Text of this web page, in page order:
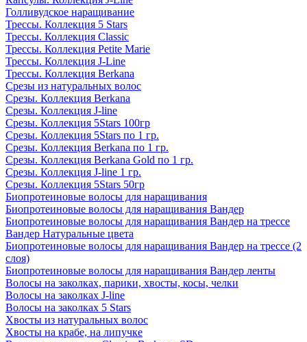
Голливудское наращивание
Трессы. Коллекция 5 Stars
Трессы. Коллекция Classic
Трессы. Коллекция Petite Marie
Трессы. Коллекция J-Line
Трессы. Коллекция Berkana
Срезы из натуральных волос
Срезы. Коллекция Berkana
Срезы. Коллекция J-line
Срезы. Коллекция 5Stars 100гр
Срезы. Коллекция 5Stars по 1 гр.
Срезы. Коллекция Berkana по 1 гр.
Срезы. Коллекция Berkana Gold по 1 гр.
Срезы. Коллекция J-line 1 гр.
Срезы. Коллекция 5Stars 50гр
Биопротеиновые волосы для наращивания
Биопротеиновые волосы для наращивания Вандер
Биопротеиновые волосы для наращивания Вандер на трессе
Вандер Натуральные цвета
Биопротеиновые волосы для наращивания Вандер на трессе (2
слоя)
Биопротеиновые волосы для наращивания Вандер ленты
Волосы на заколках, парики, хвосты, косы, челки
Волосы на заколках J-line
Волосы на заколках 5 Stars
Хвосты из натуральных волос
Хвосты на крабе, на липучке